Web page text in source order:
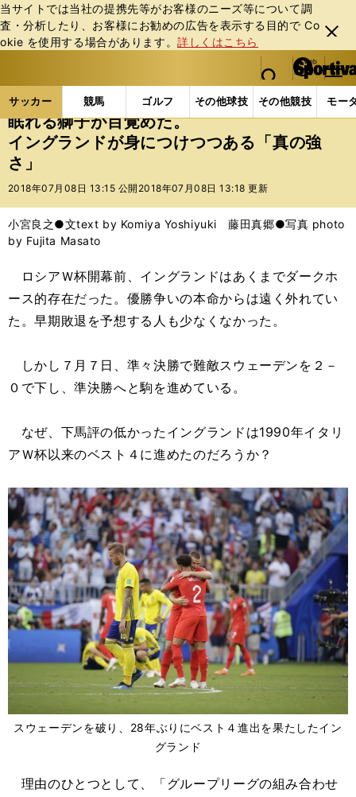
当サイトでは当社の提携先等がお客様のニーズ等について調
査・分析したり、お客様にお勧めの広告を表⽰する⽬的で Co
okie を使⽤する場合があります。詳しくはこちら
閉じ
る
web Sportiva (webスポルティーバ)
検索
マイペ
ー
ジ
メニュ
サッカー 競馬 ゴルフ その他球技 その他競技 モー
ス
ポ
ル
テ
ー
バ
サッカーの記事一覧 海外サッカー 海外サッカー
眠れる獅子が目覚めた。
イングランドが身につけつつある「真の強
さ」
2018年07月08日 13:15 公開 2018年07月08日 13:18 更新
小宮良之●文text by Komiya Yoshiyuki 藤田真郷●写真 photo
by Fujita Masato
ロシアＷ杯開幕前、イングランドはあくまでダークホ
ース的存在だった。優勝争いの本命からは遠く外れてい
た。早期敗退を予想する人も少なくなかった。
しかし７月７日、準々決勝で難敵スウェーデンを２－
０で下し、準決勝へと駒を進めている。
なぜ、下馬評の低かったイングランドは1990年イタリ
アＷ杯以来のベスト４に進めたのだろうか？
スウェーデンを破り、28年ぶりにベスト４進出を果たしたイン
グランド
理由のひとつとして、「グループリーグの組み合わせ